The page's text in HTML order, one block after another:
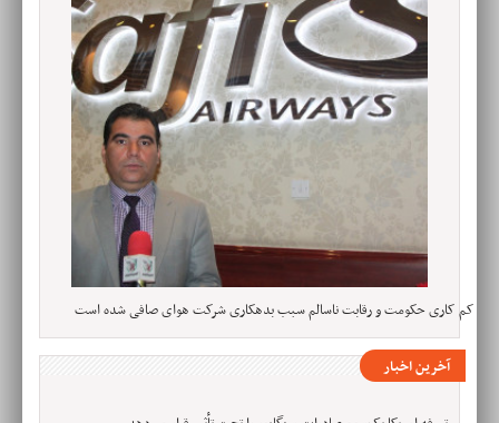
کم کاری حکومت و رقابت ناسالم سبب بدهکاری شرکت هوای صافی شده است
آخرین اخبار